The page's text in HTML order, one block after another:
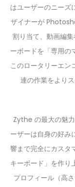
はユーザーのニーズ
ザイナーが
割り当て、動画編
ーボードを「専用の
このロータリーエン
連の作業をより
Zythe の最大の魅力
ーザーは自身の好み
響まで完全にカスタ
キーボード」を作り
プロフィール（高